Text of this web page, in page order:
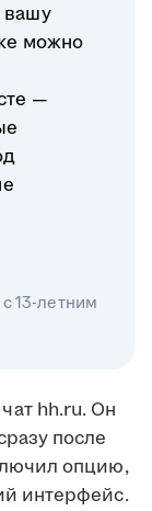
вашу
можно
—
13-летним
hh.ru. Он
после
опцию,
интерфейс.